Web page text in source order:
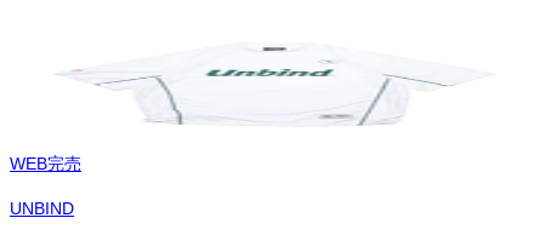
WEB完売
UNBIND